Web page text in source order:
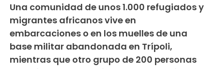
Una comunidad de unos 1.000 refugiados y
migrantes africanos vive en
embarcaciones o en los muelles de una
base militar abandonada en Trípoli,
mientras que otro grupo de 200 personas